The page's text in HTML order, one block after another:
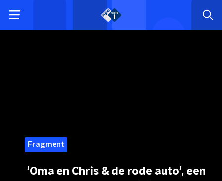
Fragment
'Oma en Chris & de rode auto', een